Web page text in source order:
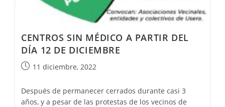
CENTROS SIN MÉDICO A PARTIR DEL
DÍA 12 DE DICIEMBRE
11 diciembre, 2022
Después de permanecer cerrados durante casi 3
años, y a pesar de las protestas de los vecinos de